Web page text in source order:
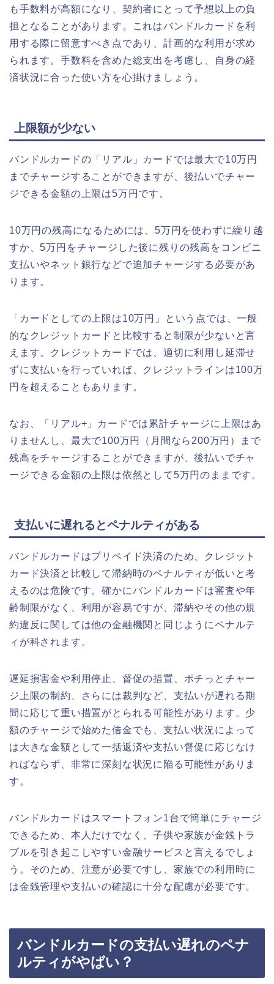
も手数料が高額になり、契約者にとって予想以上の負
担となることがあります。これはバンドルカードを利
用する際に留意すべき点であり、計画的な利用が求め
られます。手数料を含めた総支出を考慮し、自身の経
済状況に合った使い方を心掛けましょう。
上限額が少ない
バンドルカードの「リアル」カードでは最大で10万円
までチャージすることができますが、後払いでチャー
ジできる金額の上限は5万円です。
10万円の残高になるためには、5万円を使わずに繰り越
すか、5万円をチャージした後に残りの残高をコンビニ
支払いやネット銀行などで追加チャージする必要があ
ります。
「カードとしての上限は10万円」という点では、一般
的なクレジットカードと比較すると制限が少ないと言
えます。クレジットカードでは、適切に利用し延滞せ
ずに支払いを行っていれば、クレジットラインは100万
円を超えることもあります。
なお、「リアル+」カードでは累計チャージに上限はあ
りませんし、最大で100万円（月間なら200万円）まで
残高をチャージすることができますが、後払いでチャ
ージできる金額の上限は依然として5万円のままです。
支払いに遅れるとペナルティがある
バンドルカードはプリペイド決済のため、クレジット
カード決済と比較して滞納時のペナルティが低いと考
えるのは危険です。確かにバンドルカードは審査や年
齢制限がなく、利用が容易ですが、滞納やその他の規
約違反に関しては他の金融機関と同じようにペナルテ
ィが科されます。
遅延損害金や利用停止、督促の措置、ポチっとチャー
ジ上限の制約、さらには裁判など、支払いが遅れる期
間に応じて重い措置がとられる可能性があります。少
額のチャージで始めた借金でも、支払い状況によって
は大きな金額として一括返済や支払い督促に応じなけ
ればならず、非常に深刻な状況に陥る可能性がありま
す。
バンドルカードはスマートフォン1台で簡単にチャージ
できるため、本人だけでなく、子供や家族が金銭トラ
ブルを引き起こしやすい金融サービスと言えるでしょ
う。そのため、注意が必要ですし、家族での利用時に
は金銭管理や支払いの確認に十分な配慮が必要です。
バンドルカードの支払い遅れのペナ
ルティがやばい？